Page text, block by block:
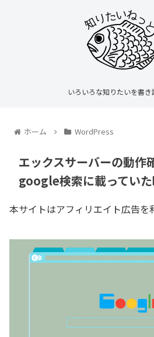
いろいろな知りたいを書
ホーム WordPress
エックスサーバーの動作
google検索に載ってい
本サイトはアフィリエイト広告を